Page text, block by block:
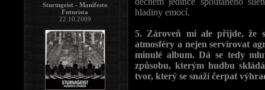
hladiny emocí.
5. Zároveň mi ale přijde, že
atmosféry a nejen servírovat
minulé album. Dá se tedy
způsobu, kterým hudbu
tvor, který se snaží čerpat
Sturmgeist - Manifesto
Futurista
22.10.2009